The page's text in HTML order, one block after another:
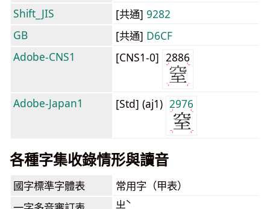
Shift_JIS
[共通] 9282
GB
[共通] D6CF
Adobe-CNS1
[CNS1-0] 2886
Adobe-Japan1 [Std] (aj1) 2976
各種字集收錄情形與讀音
國字標準字體表 常用字（甲表）
ㄓˋ